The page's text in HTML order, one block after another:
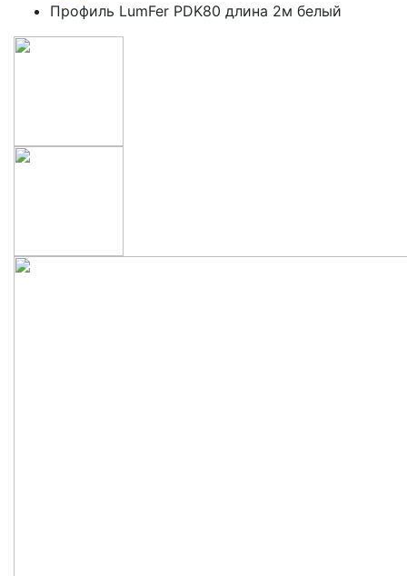
Профиль LumFer PDK80 длина 2м белый